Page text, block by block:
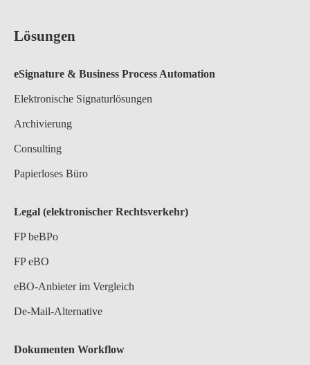
Lösungen
eSignature & Business Process Automation
Elektronische Signaturlösungen
Archivierung
Consulting
Papierloses Büro
Legal (elektronischer Rechtsverkehr)
FP beBPo
FP eBO
eBO-Anbieter im Vergleich
De-Mail-Alternative
Dokumenten Workflow